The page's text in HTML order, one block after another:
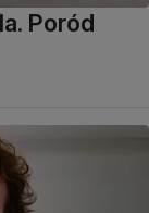
Poród